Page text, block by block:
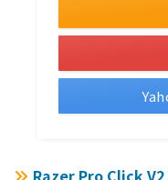
Razer Pro Click